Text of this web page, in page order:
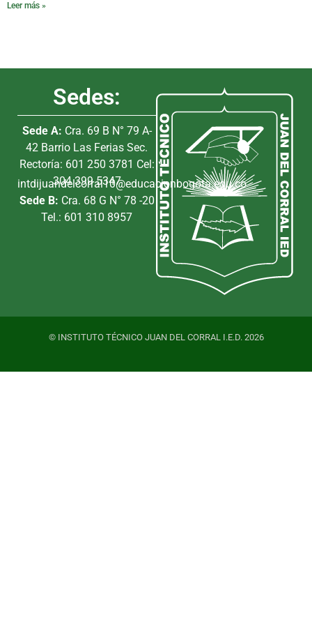
Leer más »
Sedes:
Sede A: Cra. 69 B N° 79 A-
42 Barrio Las Ferias Sec.
Rectoría: 601 250 3781 Cel:
304 399 5347
intdijuandelcorral10@educacionbogota.edu.co
Sede B: Cra. 68 G N° 78 -20
Tel.: 601 310 8957
© INSTITUTO TÉCNICO JUAN DEL CORRAL I.E.D. 2026